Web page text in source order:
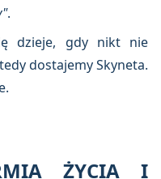
.
dzieje, gdy nikt nie
dostajemy Skyneta.
ŻYCIA I